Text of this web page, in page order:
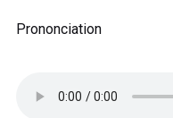
Prononciation